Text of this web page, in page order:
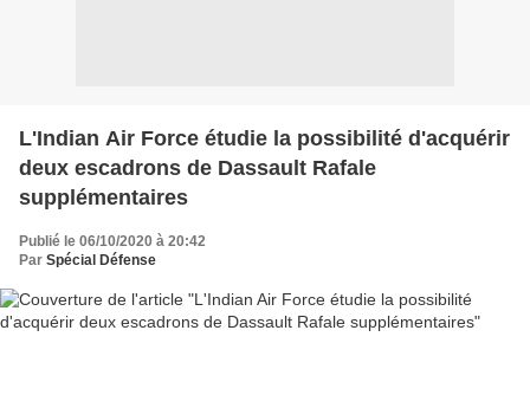
L'Indian Air Force étudie la possibilité d'acquérir
deux escadrons de Dassault Rafale
supplémentaires
Publié le 06/10/2020 à 20:42
Par Spécial Défense